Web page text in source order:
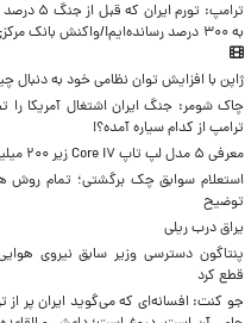
ترامپ: تورم
به ۳۰۰ درصد رسانده‌ایم!/واکنش بانک مرکزی را ببینید
ژاپن با افزایش توان نظامی خود به دنبال
چاک شومر: جنگ ایران اشتغال آمریکا را
ترامپ از کدام سیاره آمده؟!
معرفی ۵ مدل لپ تاپ Core i۷ زیر ۲۰۰ میلیون تومان
استعلام سوابق چک برگشتی؛ تمام روش
توضیح
یراق درب ریلی
پنتاگون دسترسی وزیر سابق نیروی هوایی
قطع کرد
جو کنت: افسانه‌ای که می‌گوید ایران پر از